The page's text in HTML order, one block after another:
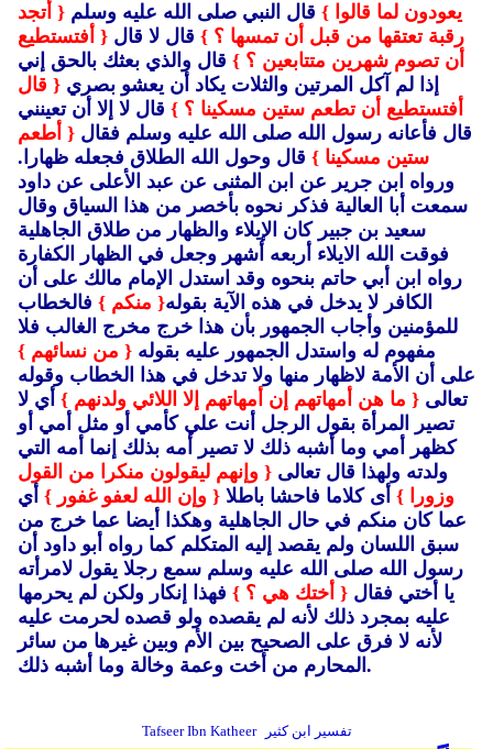
يعودون لما قالوا } قال النبي صلى الله عليه وسلم { أتجد
رقبة تعتقها من قبل أن تمسها ؟ } قال لا قال { أفتستطيع
أن تصوم شهرين متتابعين ؟ } قال والذي بعثك بالحق إني
إذا لم آكل المرتين والثلات يكاد أن يعشو بصري { قال
أفتستطيع أن تطعم ستين مسكينا ؟ } قال لا إلا أن تعينني
قال فأعانه رسول الله صلى الله عليه وسلم فقال { أطعم
ستين مسكينا } قال وحول الله الطلاق فجعله ظهارا.
ورواه ابن جرير عن ابن المثنى عن عبد الأعلى عن داود
سمعت أبا العالية فذكر نحوه بأخصر من هذا السياق وقال
سعيد بن جبير كان الإيلاء والظهار من طلاق الجاهلية
فوقت الله الايلاء أربعه أشهر وجعل في الظهار الكفارة
رواه ابن أبي حاتم بنحوه وقد استدل الإمام مالك على أن
الكافر لا يدخل في هذه الآية بقوله{ منكم } فالخطاب
للمؤمنين وأجاب الجمهور بأن هذا خرج مخرج الغالب فلا
مفهوم له واستدل الجمهور عليه بقوله { من نسائهم }
على أن الأمة لاظهار منها ولا تدخل في هذا الخطاب وقوله
تعالى { ما هن أمهاتهم إن أمهاتهم إلا اللائي ولدنهم } أي لا
تصير المرأة بقول الرجل أنت علي كأمي أو مثل أمي أو
كظهر أمي وما أشبه ذلك لا تصير أمه بذلك إنما أمه التي
ولدته ولهذا قال تعالى { وإنهم ليقولون منكرا من القول
وزورا } أى كلاما فاحشا باطلا { وإن الله لعفو غفور } أي
عما كان منكم في حال الجاهلية وهكذا أيضا عما خرج من
سبق اللسان ولم يقصد إليه المتكلم كما رواه أبو داود أن
رسول الله صلى الله عليه وسلم سمع رجلا يقول لامرأته
يا أختي فقال { أختك هي ؟ } فهذا إنكار ولكن لم يحرمها
عليه بمجرد ذلك لأنه لم يقصده ولو قصده لحرمت عليه
لأنه لا فرق على الصحيح بين الأم وبين غيرها من سائر
المحارم من أخت وعمة وخالة وما أشبه ذلك.
Tafseer Ibn Katheer تفسير ابن كثير